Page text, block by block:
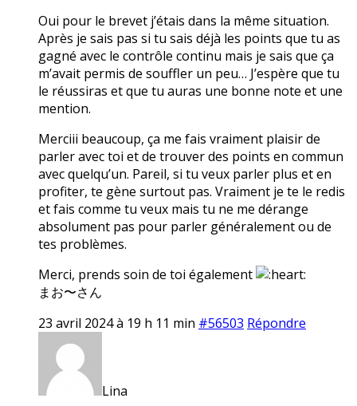
Oui pour le brevet j’étais dans la même situation.
Après je sais pas si tu sais déjà les points que tu as
gagné avec le contrôle continu mais je sais que ça
m’avait permis de souffler un peu… J’espère que tu
le réussiras et que tu auras une bonne note et une
mention.
Merciii beaucoup, ça me fais vraiment plaisir de
parler avec toi et de trouver des points en commun
avec quelqu’un. Pareil, si tu veux parler plus et en
profiter, te gène surtout pas. Vraiment je te le redis
et fais comme tu veux mais tu ne me dérange
absolument pas pour parler généralement ou de
tes problèmes.
Merci, prends soin de toi également
まお〜さん
23 avril 2024 à 19 h 11 min #56503 Répondre
Lina